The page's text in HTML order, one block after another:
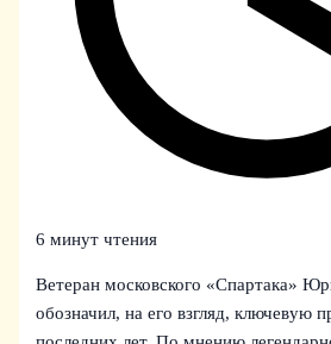
6 минут чтения
Ветеран московского «Спартака»
обозначил, на его взгляд, ключевую